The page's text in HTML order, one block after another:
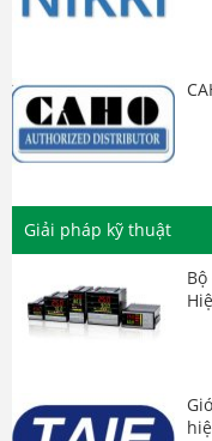
Giải pháp kỹ thuật